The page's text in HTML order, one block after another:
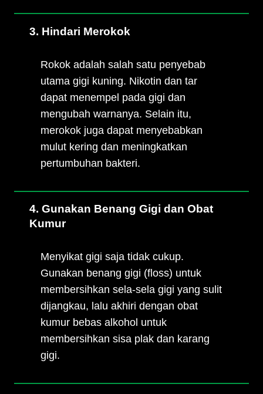
3. Hindari Merokok
Rokok adalah salah satu penyebab
utama gigi kuning. Nikotin dan tar
dapat menempel pada gigi dan
mengubah warnanya. Selain itu,
merokok juga dapat menyebabkan
mulut kering dan meningkatkan
pertumbuhan bakteri.
4. Gunakan Benang Gigi dan Obat
Kumur
Menyikat gigi saja tidak cukup.
Gunakan benang gigi (floss) untuk
membersihkan sela-sela gigi yang sulit
dijangkau, lalu akhiri dengan obat
kumur bebas alkohol untuk
membersihkan sisa plak dan karang
gigi.